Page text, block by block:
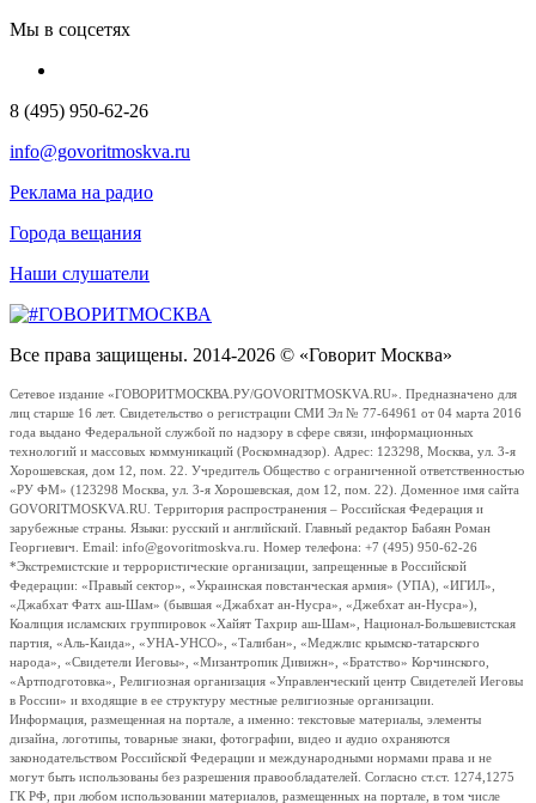
Мы в соцсетях
8 (495) 950-62-26
info@govoritmoskva.ru
Реклама на радио
Города вещания
Наши слушатели
Все права защищены. 2014-2026 © «Говорит Москва»
Сетевое издание «ГОВОРИТМОСКВА.РУ/GOVORITMOSKVA.RU». Предназначено для
лиц старше 16 лет. Свидетельство о регистрации СМИ Эл № 77-64961 от 04 марта 2016
года выдано Федеральной службой по надзору в сфере связи, информационных
технологий и массовых коммуникаций (Роскомнадзор). Адрес: 123298, Москва, ул. 3-я
Хорошевская, дом 12, пом. 22. Учредитель Общество с ограниченной ответственностью
«РУ ФМ» (123298 Москва, ул. 3-я Хорошевская, дом 12, пом. 22). Доменное имя сайта
GOVORITMOSKVA.RU. Территория распространения – Российская Федерация и
зарубежные страны. Языки: русский и английский. Главный редактор Бабаян Роман
Георгиевич. Email: info@govoritmoskva.ru. Номер телефона: +7 (495) 950-62-26
*Экстремистские и террористические организации, запрещенные в Российской
Федерации: «Правый сектор», «Украинская повстанческая армия» (УПА), «ИГИЛ»,
«Джабхат Фатх аш-Шам» (бывшая «Джабхат ан-Нусра», «Джебхат ан-Нусра»),
Коалиция исламских группировок «Хайят Тахрир аш-Шам», Национал-Большевистская
партия, «Аль-Каида», «УНА-УНСО», «Талибан», «Меджлис крымско-татарского
народа», «Свидетели Иеговы», «Мизантропик Дивижн», «Братство» Корчинского,
«Артподготовка», Религиозная организация «Управленческий центр Свидетелей Иеговы
в России» и входящие в ее структуру местные религиозные организации.
Информация, размещенная на портале, а именно: текстовые материалы, элементы
дизайна, логотипы, товарные знаки, фотографии, видео и аудио охраняются
законодательством Российской Федерации и международными нормами права и не
могут быть использованы без разрешения правообладателей. Согласно ст.ст. 1274,1275
ГК РФ, при любом использовании материалов, размещенных на портале, в том числе